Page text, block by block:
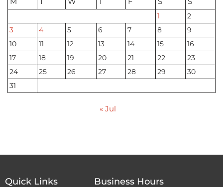
1
2
3
4 5 6 7 8
9
10
11 12 13 14 15
16
17
18 19 20 21 22
23
24
25 26 27 28 29
30
31
« Jul
Quick Links Business Hours